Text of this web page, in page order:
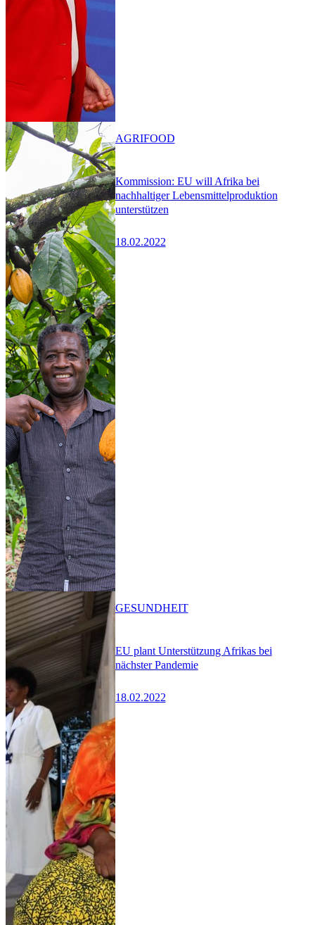
Kommission: EU will Afrika bei
nachhaltiger Lebensmittelproduktion
unterstützen
18.02.2022
AGRIFOOD
EU plant Unterstützung Afrikas bei
nächster Pandemie
18.02.2022
GESUNDHEIT